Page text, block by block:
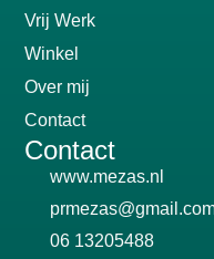
Vrij Werk
Winkel
Over mij
Contact
Contact
www.mezas.nl
06 13205488